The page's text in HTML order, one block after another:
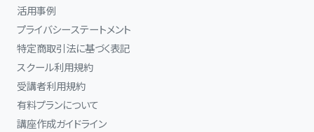
活用事例
プライバシーステートメント
特定商取引法に基づく表記
スクール利用規約
受講者利用規約
有料プランについて
講座作成ガイドライン